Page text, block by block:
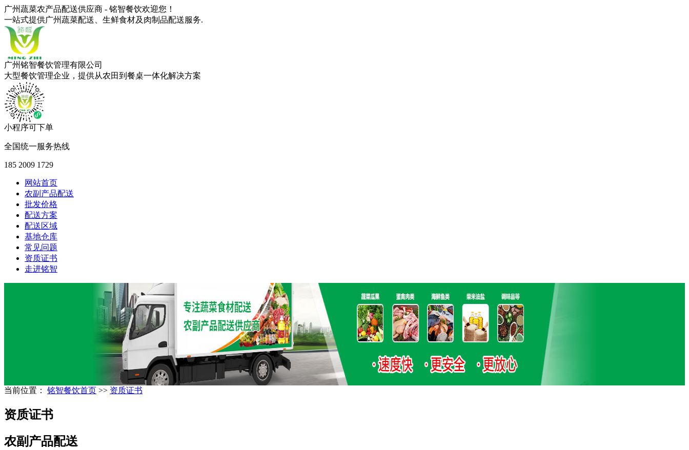
广州蔬菜农产品配送供应商 - 铭智餐饮欢迎您！
一站式提供广州蔬菜配送、生鲜食材及肉制品配送服务.
广州铭智餐饮管理有限公司
大型餐饮管理企业，提供从农田到餐桌一体化解决方案
小程序可下单
全国统一服务热线
185 2009 1729
网站首页
农副产品配送
批发价格
配送方案
配送区域
基地仓库
常见问题
资质证书
走进铭智
当前位置： 铭智餐饮首页 >> 资质证书
资质证书
农副产品配送